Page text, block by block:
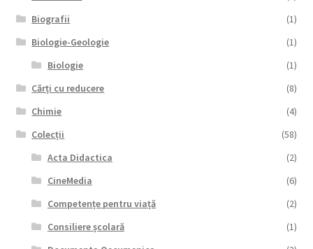
Biografii
(1)
Biologie-Geologie
(1)
Biologie
(1)
Cărți cu reducere
(8)
Chimie
(4)
Colecții
(58)
Acta Didactica
(2)
CineMedia
(6)
Competențe pentru viață
(2)
Consiliere școlară
(1)